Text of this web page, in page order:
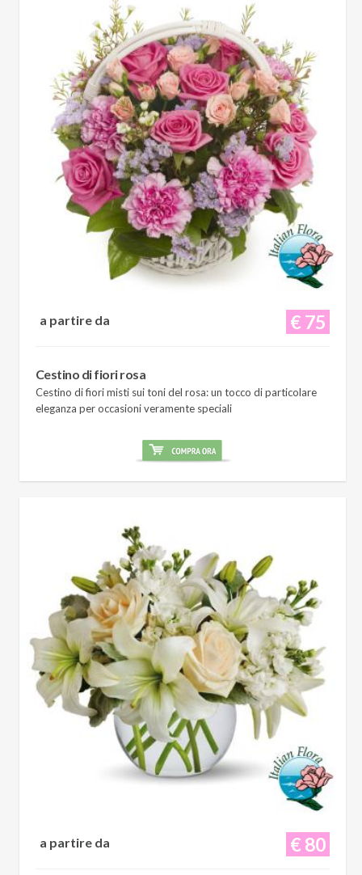
€ 75
a partire da
Cestino di fiori rosa
Cestino di fiori misti sui toni del rosa: un tocco di particolare
eleganza per occasioni veramente speciali
€ 80
a partire da